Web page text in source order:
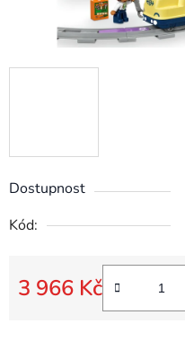
Dostupnost
Kód:
3 966 Kč